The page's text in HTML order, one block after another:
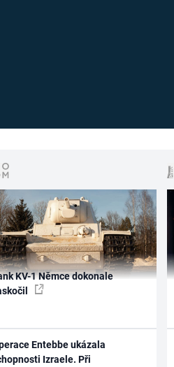
KV-1 Němce dokonale
Entebbe ukázala
Izraele. Při